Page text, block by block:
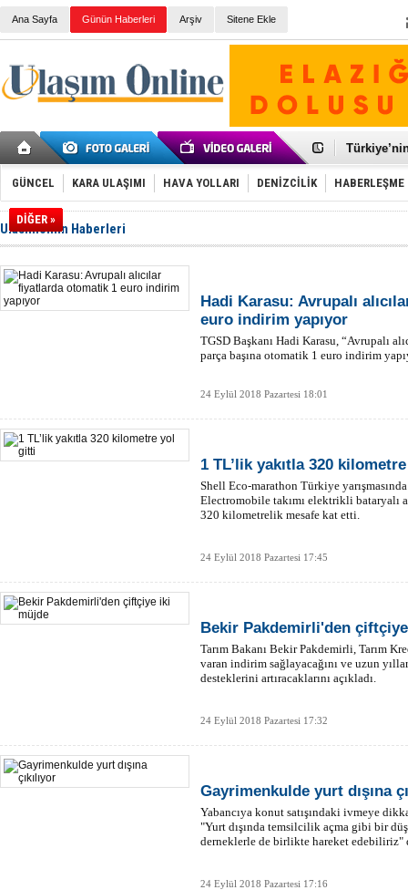
Ana Sayfa Günün Haberleri Arşiv Sitene Ekle
BMW,
Kiralık
VW'de
İzmir-
Toyota
HAVAŞ 21
Rus savaş
GÜNCEL KARA ULAŞIMI HAVA YOLLARI DENİZCİLİK HABERLEŞME
DİĞER »
Ulasimonlin Haberleri
Hadi Karasu: Avrupalı
euro indirim yapıyor
TGSD Başkanı Hadi Karasu, “Avrupalı
parça başına otomatik 1 euro indirim
24 Eylül 2018 Pazartesi 18:01
1 TL’lik yakıtla 320
Shell Eco-marathon Türkiye
Electromobile takımı elektrikli bataryalı
320 kilometrelik mesafe kat etti.
24 Eylül 2018 Pazartesi 17:45
Bekir Pakdemirli'den
Tarım Bakanı Bekir Pakdemirli, Tarım
varan indirim sağlayacağını ve uzun
desteklerini artıracaklarını açıkladı.
24 Eylül 2018 Pazartesi 17:32
Gayrimenkulde yurt dışına
Yabancıya konut satışındaki ivmeye
"Yurt dışında temsilcilik açma gibi bir
derneklerle de birlikte hareket edebiliriz"
24 Eylül 2018 Pazartesi 17:16
4